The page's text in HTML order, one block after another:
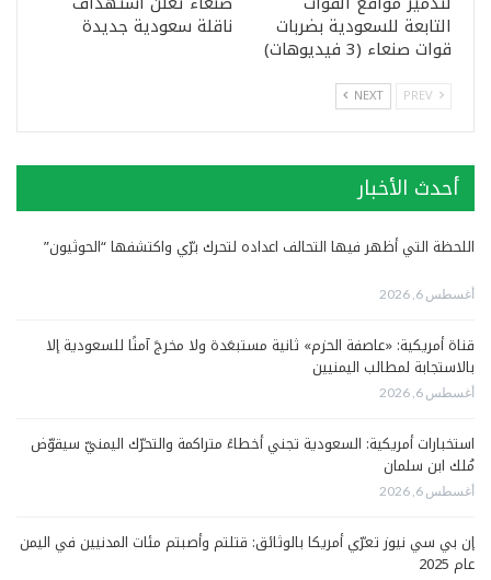
التابعة للسعودية بضربات
قوات صنعاء (3 فيديوهات)
ناقلة سعودية جديدة
NEXT
أحدث الأخبار
اللحظة التي أظهر فيها التحالف اعداده لتحرك برّي واكتشفها “الحوثيون”
أغسطس 6, 2026
قناة أمريكية: «عاصفة الحزم» ثانية مستبعَدة ولا مخرجَ آمنًا للسعودية إلا
بالاستجابة لمطالب اليمنيين
أغسطس 6, 2026
استخبارات أمريكية: السعودية تجني أخطاءً متراكمة والتحرّك اليمنيّ سيقوّض
مُلك ابن سلمان
أغسطس 6, 2026
إن بي سي نيوز تعرّي أمريكا بالوثائق: قتلتم وأصبتم مئات المدنيين في اليمن
عام 2025